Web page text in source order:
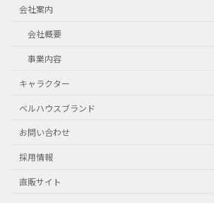
会社案内
会社概要
事業内容
キャラクター
ベルハウスブランド
お問い合わせ
採用情報
直販サイト